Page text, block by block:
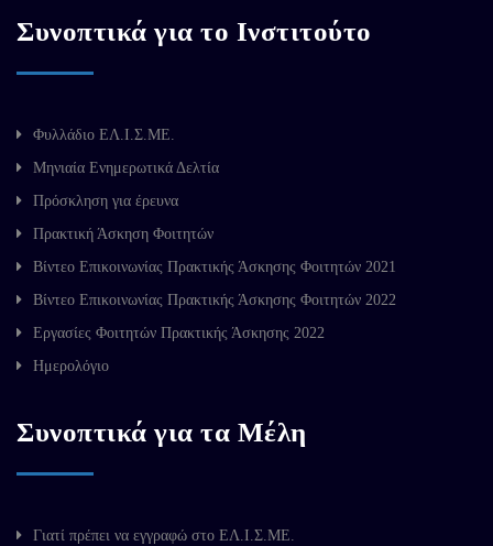
Συνοπτικά για το Ινστιτούτο
Φυλλάδιο ΕΛ.Ι.Σ.ΜΕ.
Μηνιαία Ενημερωτικά Δελτία
Πρόσκληση για έρευνα
Πρακτική Άσκηση Φοιτητών
Βίντεο Επικοινωνίας Πρακτικής Άσκησης Φοιτητών 2021
Βίντεο Επικοινωνίας Πρακτικής Άσκησης Φοιτητών 2022
Εργασίες Φοιτητών Πρακτικής Άσκησης 2022
Ημερολόγιο
Συνοπτικά για τα Μέλη
Γιατί πρέπει να εγγραφώ στο ΕΛ.Ι.Σ.ΜΕ.